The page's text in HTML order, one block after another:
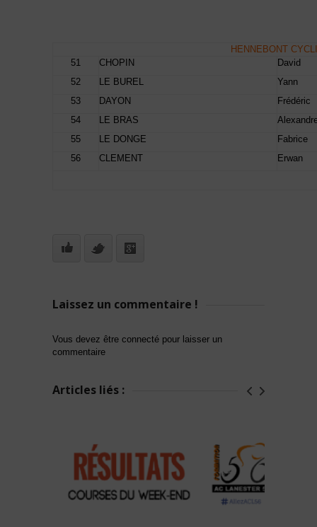
HENNEBONT
51
CHOPIN
David
52
LE BUREL
Yann
53
DAYON
Frédéric
54
LE BRAS
55
LE DONGE
Fabrice
56
CLEMENT Erwan
Laissez un commentaire !
Vous devez être connecté pour laisser un
commentaire
Articles liés :